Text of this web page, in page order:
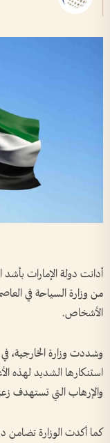
أدانت دولة الإمارات بأشد
من وزارة السياحة في
الأشخاص.
وشددت وزارة الخارجية،
استنكارها الشديد لهذه
والإرهاب التي تستهدف
كما أكدت الوزارة تضامن